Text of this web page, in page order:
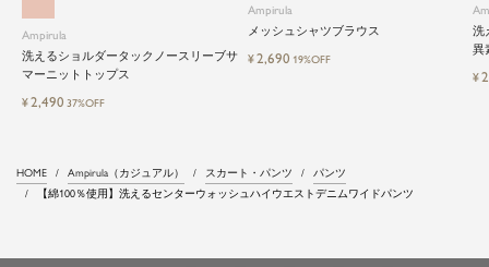
Ampirula
洗えるショルダータックノースリーブサ
マーニットトップス
¥2,490 37%OFF
Ampirula
メッシュシャツブラウス
¥2,690 19%OFF
洗
異
¥
HOME Ampirula（カジュアル） スカート・パンツ
パンツ
【綿100％使用】洗えるセンターウォッシュハイウエストデニムワイドパンツ